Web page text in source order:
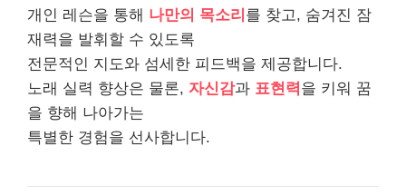
개인 레슨을 통해 나만의 목소리 를 찾고, 숨겨진 잠
재력을 발휘할 수 있도록
전문적인 지도와 섬세한 피드백을 제공합니다.
노래 실력 향상은 물론, 자신감과 표현력 을 키워 꿈
을 향해 나아가는
특별한 경험을 선사합니다.